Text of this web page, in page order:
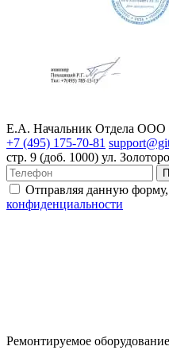
Е.А. Начальник Отдела
+7 (495) 175-70-81
стр. 9 (доб. 1000) ул.
Отправляя данную форму,
конфиденциальности
Ремонтируемое оборудование